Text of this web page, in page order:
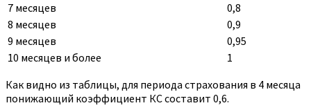
7 месяцев
0,8
8 месяцев
0,9
9 месяцев
0,95
10 месяцев и более
1
Как видно из таблицы, для периода страхования в 4 месяца
понижающий коэффициент КС составит 0,6.